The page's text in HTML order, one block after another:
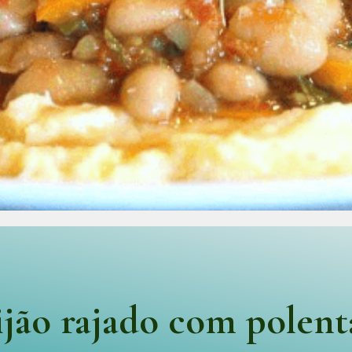
rajado com